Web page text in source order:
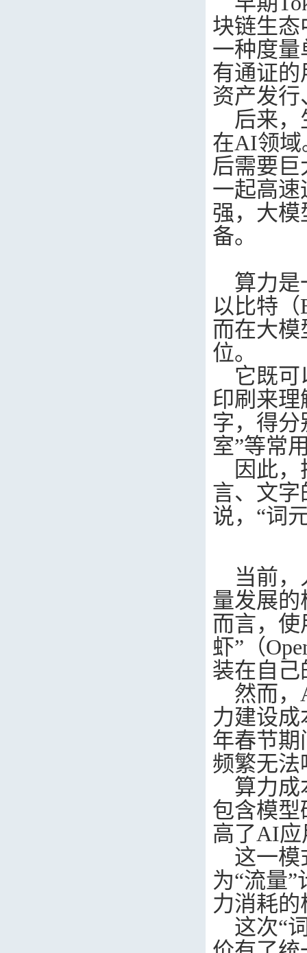
块链生
一种度
有通证
资产发
后来，
在AI领
后需要
一起高
强，大
备。
算力是
以比特（
而在大模
位。
它既
印刷来理
字，得
室”等常
因此，
言、文字
说，“词
当前
量发展
而言，使
虾”（
装在自己
然而，
力建设
年春节期
频繁无法
算力成
包含模
高了AI
这一模
为“流量
力消耗
这次“